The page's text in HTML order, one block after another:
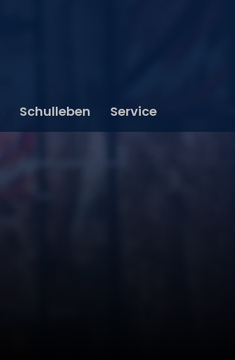
Schulleben Service